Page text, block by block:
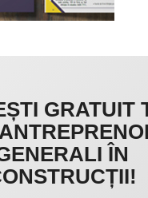
GRATUIT
ÎN